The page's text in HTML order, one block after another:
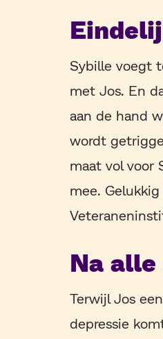
Sybille voegt
met Jos. En
aan de hand
wordt
maat vol voor
mee.
Na
Terwijl Jos
depressie